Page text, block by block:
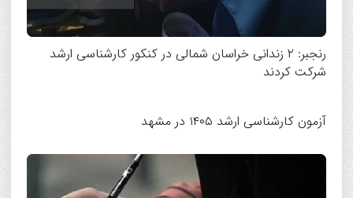
رنجبر: ۲ زندانی خراسان شمالی در کنکور کارشناسی ارشد
شرکت کردند
آزمون کارشناسی ارشد ۱۴۰۵ در مشهد